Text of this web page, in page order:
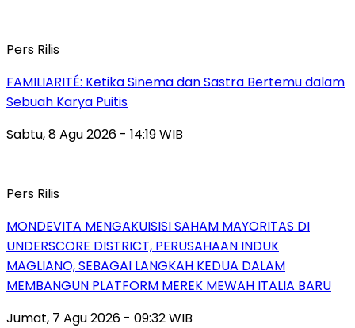
Pers Rilis
FAMILIARITÉ: Ketika Sinema dan Sastra Bertemu dalam
Sebuah Karya Puitis
Sabtu, 8 Agu 2026 - 14:19 WIB
Pers Rilis
MONDEVITA MENGAKUISISI SAHAM MAYORITAS DI
UNDERSCORE DISTRICT, PERUSAHAAN INDUK
MAGLIANO, SEBAGAI LANGKAH KEDUA DALAM
MEMBANGUN PLATFORM MEREK MEWAH ITALIA BARU
Jumat, 7 Agu 2026 - 09:32 WIB